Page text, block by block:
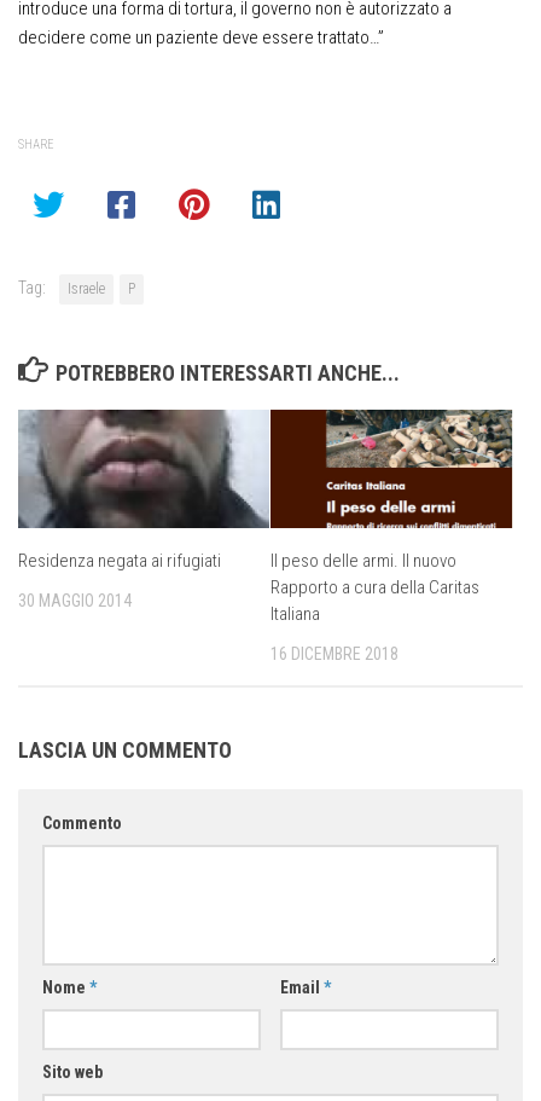
introduce una forma di tortura, il governo non è autorizzato a
decidere come un paziente deve essere trattato…”
SHARE
Tag: Israele P
POTREBBERO INTERESSARTI ANCHE...
Residenza negata ai rifugiati
30 MAGGIO 2014
Il peso delle armi. Il nuovo
Rapporto a cura della Caritas
Italiana
16 DICEMBRE 2018
LASCIA UN COMMENTO
Commento
Nome * Email *
Sito web